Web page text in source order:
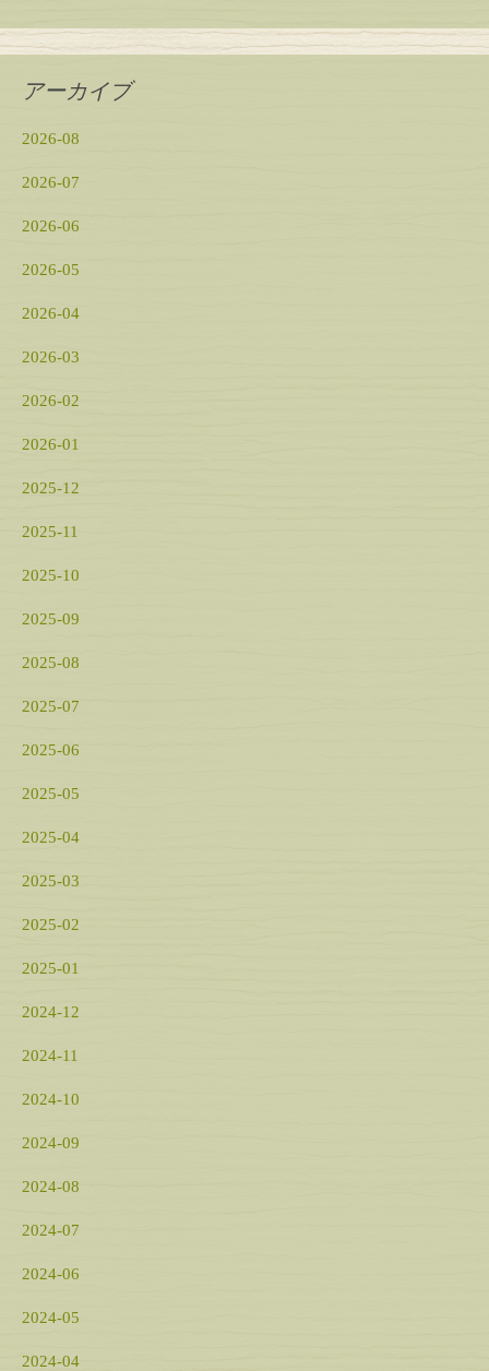
アーカイブ
2026-08
2026-07
2026-06
2026-05
2026-04
2026-03
2026-02
2026-01
2025-12
2025-11
2025-10
2025-09
2025-08
2025-07
2025-06
2025-05
2025-04
2025-03
2025-02
2025-01
2024-12
2024-11
2024-10
2024-09
2024-08
2024-07
2024-06
2024-05
2024-04